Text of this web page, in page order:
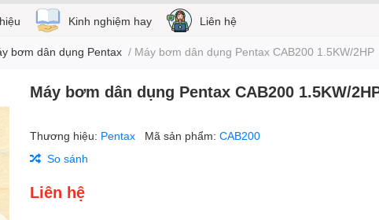
Kinh nghiệm hay Liên hệ
bơm dân dụng Pentax / Máy bơm dân dụng Pentax CAB200 1.5KW/2HP
Máy bơm dân dụng Pentax CAB200 1.5KW/
Thương hiệu: Pentax Mã sản phẩm:CAB200
So sánh
Liên hệ